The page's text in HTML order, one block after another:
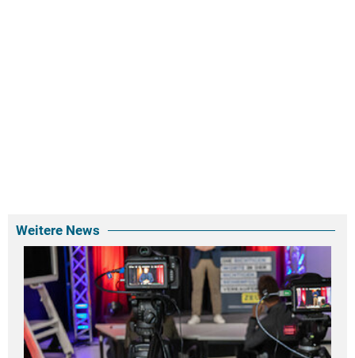
Weitere News